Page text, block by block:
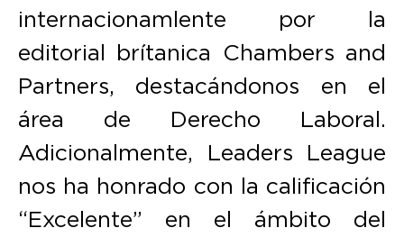
internacionamlente por la
editorial brítanica Chambers and
Partners, destacándonos en el
área de Derecho Laboral.
Adicionalmente, Leaders League
nos ha honrado con la calificación
“Excelente” en el ámbito del